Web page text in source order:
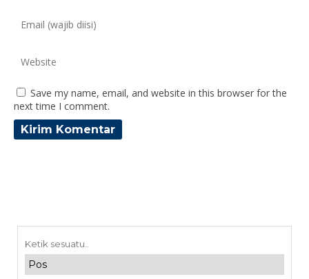
Save my name, email, and website in this browser for the
next time I comment.